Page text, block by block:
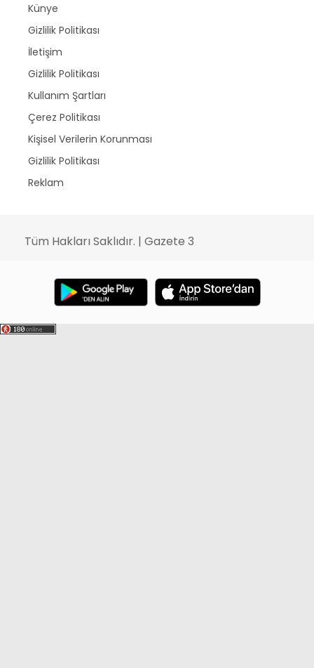
Künye
Gizlilik Politikası
İletişim
Gizlilik Politikası
Kullanım Şartları
Çerez Politikası
Kişisel Verilerin Korunması
Gizlilik Politikası
Reklam
Tüm Hakları Saklıdır. | Gazete 3